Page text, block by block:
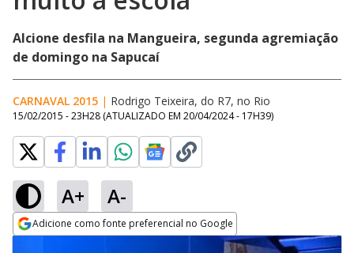
Alcione desfila na Mangueira, segunda agremiação
de domingo na Sapucaí
CARNAVAL 2015 | Rodrigo Teixeira, do R7, no Rio
15/02/2015 - 23H28 (ATUALIZADO EM 20/04/2024 - 17H39)
A+ A-
Adicione como fonte preferencial no Google